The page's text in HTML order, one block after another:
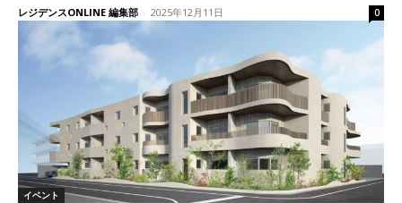
レジデンスONLINE 編集部 - 2025年12月11日 0
イベント